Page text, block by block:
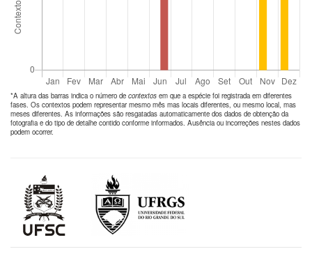
*A altura das barras indica o número de contextos em que a espécie foi registrada em diferentes
fases. Os contextos podem representar mesmo mês mas locais diferentes, ou mesmo local, mas
meses diferentes. As informações são resgatadas automaticamente dos dados de obtenção da
fotografia e do tipo de detalhe contido conforme informados. Ausência ou incorreções nestes dados
podem ocorrer.